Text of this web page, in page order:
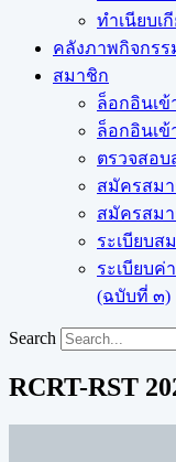
ทำเนียบเ
คลังภาพกิจกรร
สมาชิก
ล็อกอินเ
ล็อกอินเ
ตรวจสอ
สมัครสม
สมัครสม
ระเบียบส
ระเบียบ
(ฉบับที่ ๓)
Search
RCRT-RST